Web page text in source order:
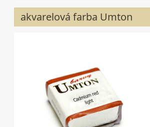
akvarelová farba Umton